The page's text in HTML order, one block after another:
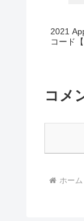
2021
コード
コメ
ホーム